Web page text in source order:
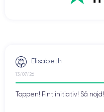
Elisabeth
13/07/26
Toppen! Fint initiativ! Så nöjd!